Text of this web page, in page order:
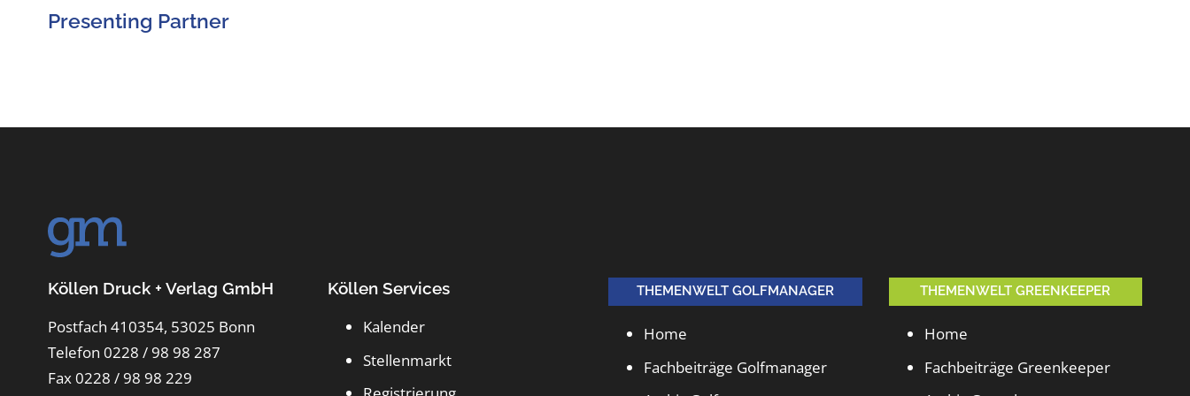
Presenting Partner
Köllen Druck + Verlag GmbH
Postfach 410354, 53025 Bonn
Telefon 0228 / 98 98 287
Fax 0228 / 98 98 229
Köllen Services
Kalender
Stellenmarkt
THEMENWELT GOLFMANAGER
Home
Fachbeiträge Golfmanager
THEMENWELT GREENKEEPER
Home
Fachbeiträge Greenkeeper